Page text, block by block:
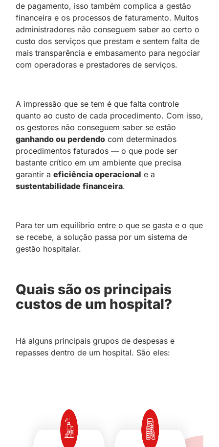
de pagamento, isso também complica a gestão
financeira e os processos de faturamento. Muitos
administradores não conseguem saber ao certo o
custo dos serviços que prestam e sentem falta de
mais transparência e embasamento para negociar
com operadoras e prestadores de serviços.
A impressão que se tem é que falta controle
quanto ao custo de cada procedimento. Com isso,
os gestores não conseguem saber se estão
ganhando ou perdendo com determinados
procedimentos faturados — o que pode ser
bastante crítico em um ambiente que precisa
garantir a eficiência operacional e a
sustentabilidade financeira.
Para ter um equilíbrio entre o que se gasta e o que
se recebe, a solução passa por um sistema de
gestão hospitalar.
Quais são os principais
custos de um hospital?
Há alguns principais grupos de despesas e
repasses dentro de um hospital. São eles: